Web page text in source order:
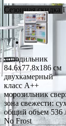
Сезонная скидка
холодильник
84.6x77.8x186 см
двухкамерный
класс A++
морозильник
зона свежести:
общий объем 536
No Frost